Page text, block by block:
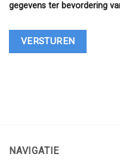
gegevens ter bevordering
NAVIGATIE